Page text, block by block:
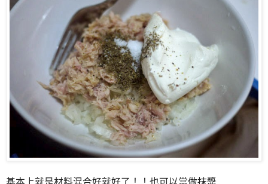
基本上就是材料混合好就好了！！也可以當做抹醬